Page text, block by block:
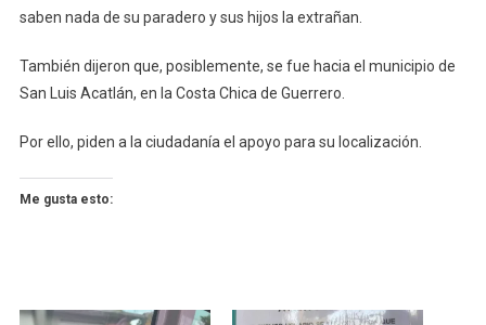
saben nada de su paradero y sus hijos la extrañan.
También dijeron que, posiblemente, se fue hacia el municipio de
San Luis Acatlán, en la Costa Chica de Guerrero.
Por ello, piden a la ciudadanía el apoyo para su localización.
Me gusta esto: